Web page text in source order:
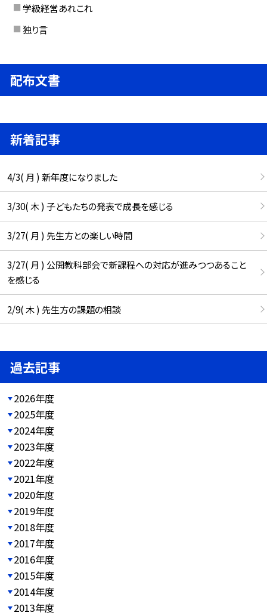
学級経営あれこれ
独り言
配布文書
新着記事
4/3( 月 ) 新年度になりました
3/30( 木 ) 子どもたちの発表で成長を感じる
3/27( 月 ) 先生方との楽しい時間
3/27( 月 ) 公開教科部会で新課程への対応が進みつつあること
を感じる
2/9( 木 ) 先生方の課題の相談
過去記事
2026年度
2025年度
2024年度
2023年度
2022年度
2021年度
2020年度
2019年度
2018年度
2017年度
2016年度
2015年度
2014年度
2013年度